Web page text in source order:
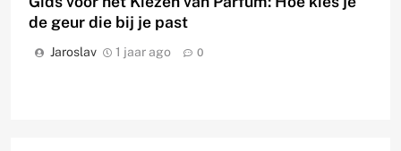
de geur die bij je past
Jaroslav 1 jaar ago 0